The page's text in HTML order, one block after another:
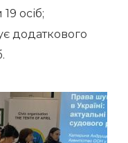
осіб;
додаткового